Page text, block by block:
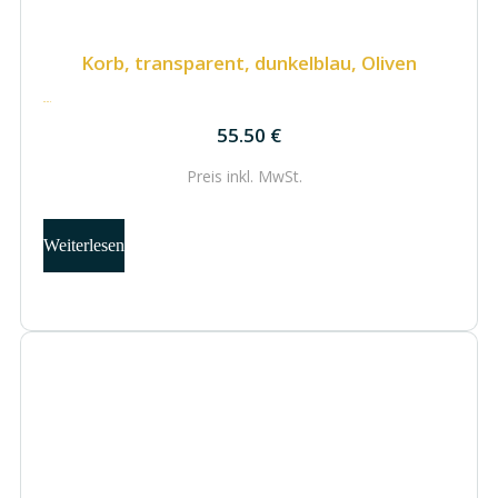
Korb, transparent, dunkelblau, Oliven
55.50 €
55.50 €
Preis inkl. MwSt.
Weiterlesen